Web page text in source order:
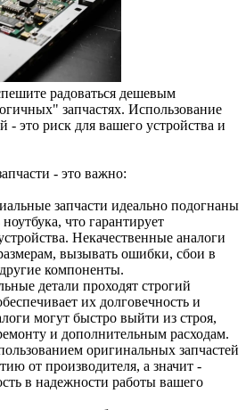
радоваться дешевым
запчастях. Использование
- это риск для вашего устройства и
- это важно:
запчасти идеально подогнаны
что гарантирует
Некачественные аналоги
вызывать ошибки, сбои в
компоненты.
детали проходят строгий
их долговечность и
могут быстро выйти из строя,
и дополнительным расходам.
оригинальных запчастей
от производителя, а значит -
в надежности работы вашего